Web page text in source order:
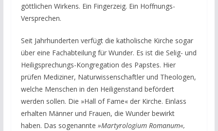
göttlichen Wirkens. Ein Fingerzeig. Ein Hoffnungs-
Versprechen.
Seit Jahrhunderten verfügt die katholische Kirche sogar
über eine Fachabteilung für Wunder. Es ist die Selig- und
Heiligsprechungs-Kongregation des Papstes. Hier
prüfen Mediziner, Naturwissenschaftler und Theologen,
welche Menschen in den Heiligenstand befördert
werden sollen. Die »Hall of Fame« der Kirche. Einlass
erhalten Männer und Frauen, die Wunder bewirkt
haben. Das sogenannte »Martyrologium Romanum«,